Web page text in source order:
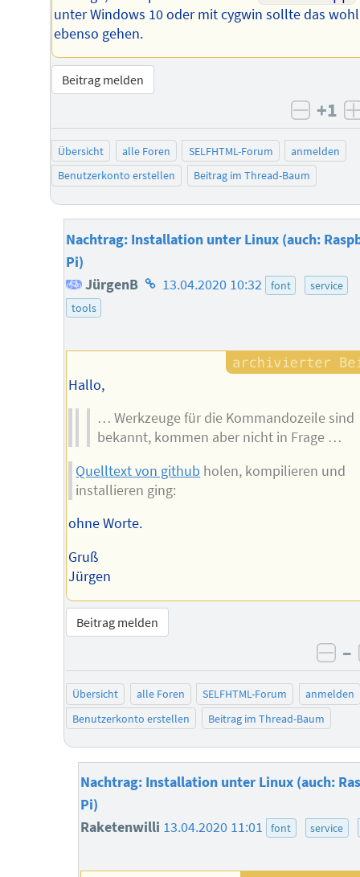
unter Windows 10 oder mit cygwin sollte das wohl
ebenso gehen.
Beitrag melden
+1
Übersicht alle Foren SELFHTML-Forum
anmelden
Benutzerkonto erstellen
Beitrag im Thread-Baum
Nachtrag: Installation unter Linux (auch:
Pi)
JürgenB Homepage
13.04.2020 10:32 font
service
tools
Hallo,
… Werkzeuge für die Kommandozeile sind
bekannt, kommen aber nicht in Frage …
Quelltext von github holen, kompilieren und
installieren ging:
ohne Worte.
Gruß
Jürgen
Beitrag melden
–
Übersicht alle Foren SELFHTML-Forum
anmelden
Benutzerkonto erstellen
Beitrag im Thread-Baum
Nachtrag: Installation unter Linux (auch:
Pi)
Raketenwilli 13.04.2020 11:01 font service